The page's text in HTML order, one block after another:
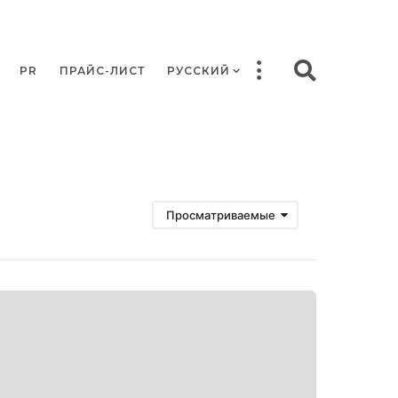
PR ПРАЙС-ЛИСТ РУССКИЙ
Просматриваемые